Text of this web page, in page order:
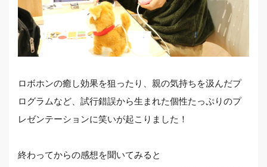
ロボホンの癒し効果を狙ったり、親の気持ちを汲んだプ
ログラムなど、試行錯誤から生まれた個性たっぷりのプ
レゼンテーションに笑いが起こりました！
終わってからの感想を聞いてみると